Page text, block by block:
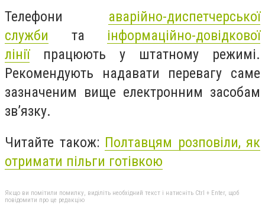
Телефони аварійно-диспетчерської
служби та інформаційно-довідкової
лініїпрацюють у штатному режимі.
Рекомендують надавати перевагу саме
зазначеним вище електронним засобам
зв’язку.
Читайте також: Полтавцям розповіли, як
отримати пільги готівкою
Якщо ви помітили помилку, виділіть необхідний текст і натисніть Ctrl + Enter, щоб
повідомити про це редакцію